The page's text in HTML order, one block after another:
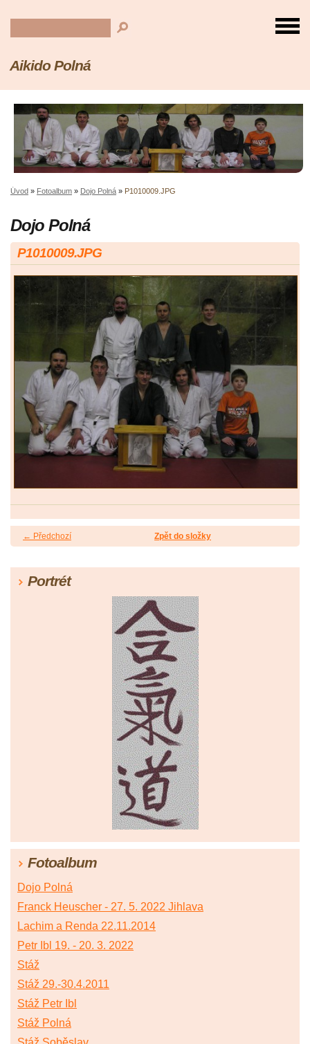
Aikido Polná
Úvod » Fotoalbum » Dojo Polná » P1010009.JPG
Dojo Polná
P1010009.JPG
← Předchozí Zpět do složky
Portrét
Fotoalbum
Dojo Polná
Franck Heuscher - 27. 5. 2022 Jihlava
Lachim a Renda 22.11.2014
Petr Ibl 19. - 20. 3. 2022
Stáž
Stáž 29.-30.4.2011
Stáž Petr Ibl
Stáž Polná